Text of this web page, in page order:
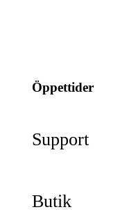
Öppettider
Support
Butik